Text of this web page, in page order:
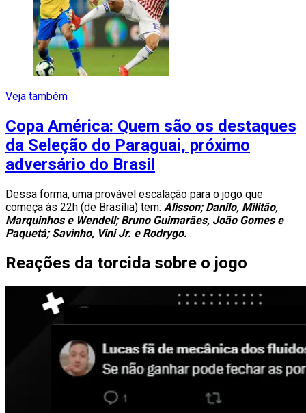
Veja também
Copa América: Quem são os destaques
da Seleção do Paraguai, próximo
adversário do Brasil
Dessa forma, uma provável escalação para o jogo que
começa às 22h (de Brasília) tem: Alisson; Danilo, Militão,
Marquinhos e Wendell; Bruno Guimarães, João Gomes e
Paquetá; Savinho, Vini Jr. e Rodrygo.
Reações da torcida sobre o jogo